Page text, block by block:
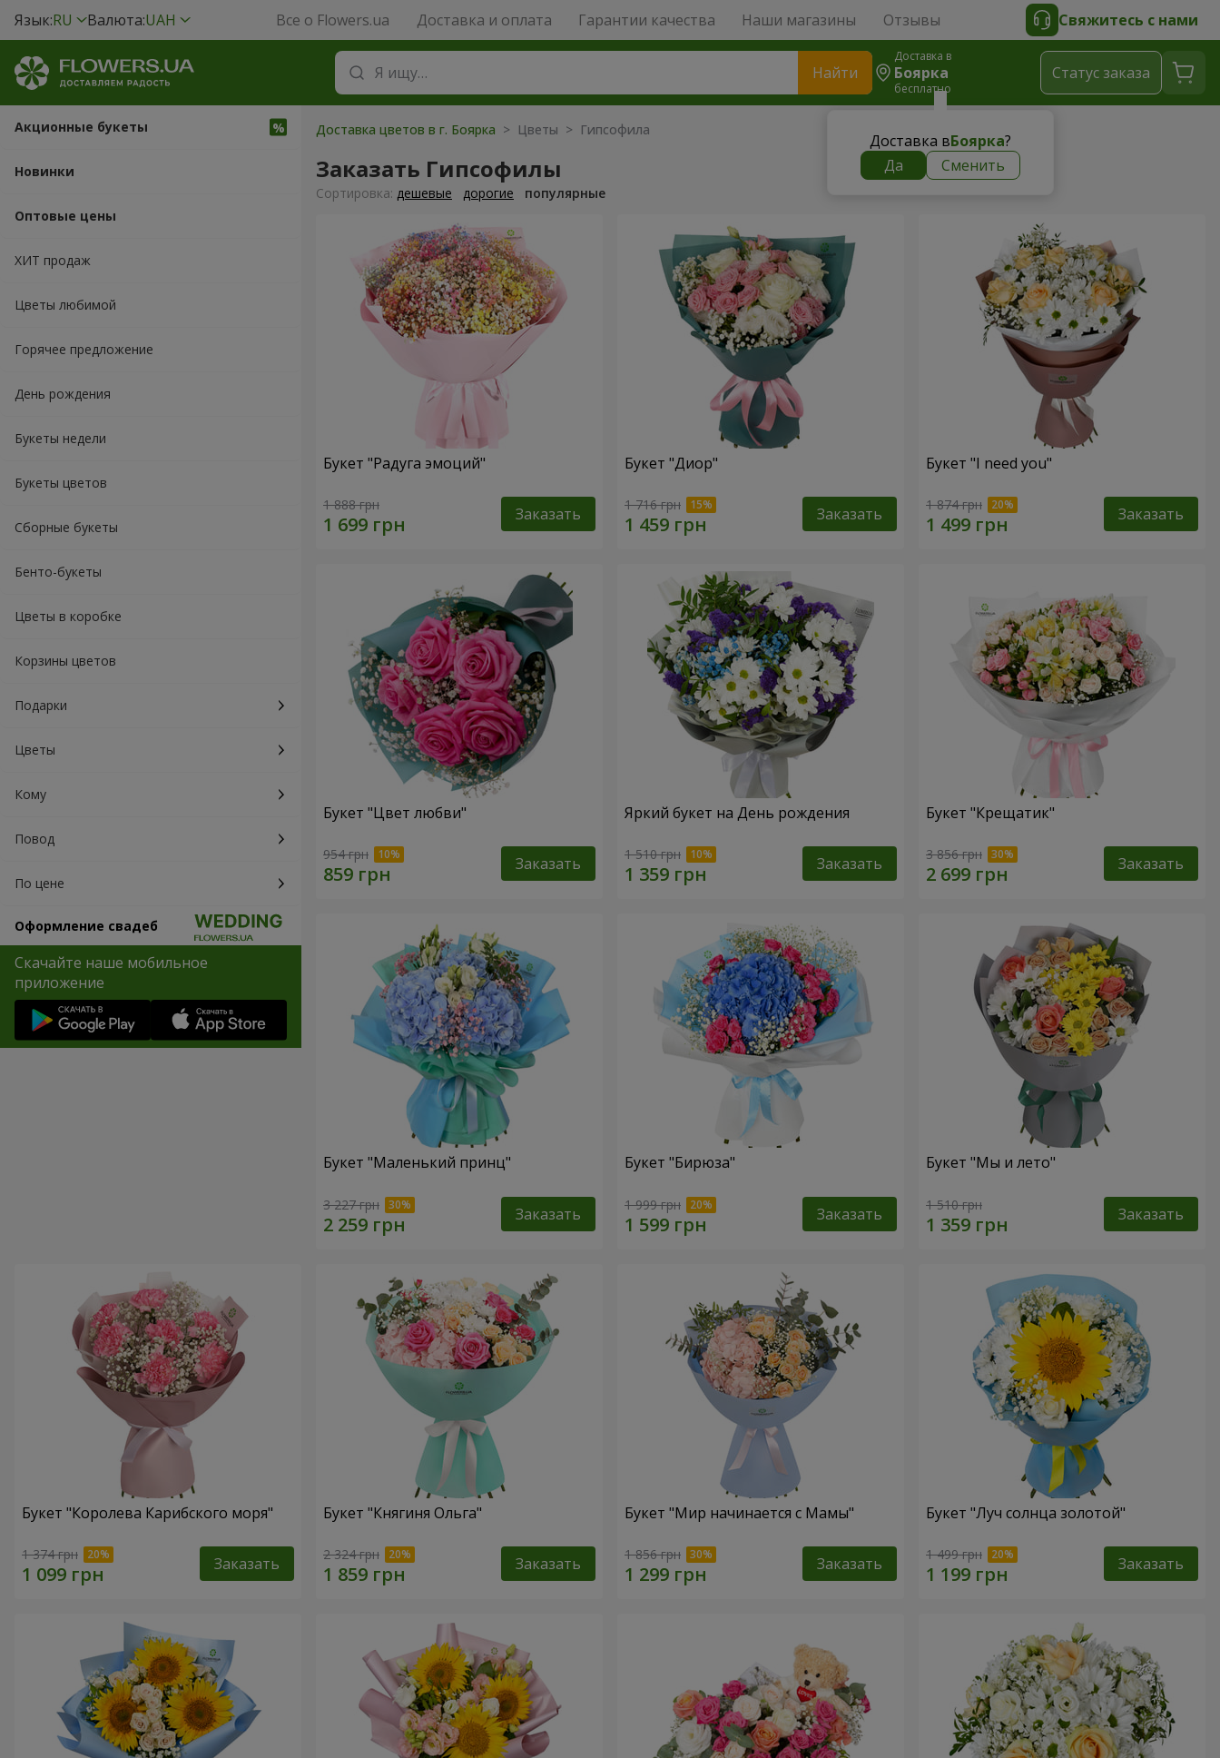
Язык:RU Валюта:UAH Все о Flowers.ua Доставка и оплата Гарантии качества Наши магазины Отзывы Свяжитесь с нами
Найти
Доставка в
Боярка
бесплатно
Доставка вБоярка?
Да
Сменить
Cтатус заказа
Акционные букеты
Новинки
Оптовые цены
ХИТ продаж
Цветы любимой
Горячее предложение
День рождения
Букеты недели
Букеты цветов
Сборные букеты
Бенто-букеты
Цветы в коробке
Корзины цветов
Подарки
Цветы
Кому
Повод
По цене
Оформление свадеб
Скачайте наше мобильное
приложение
Доставка цветов в г. Боярка > Цветы > Гипсофила
Заказать Гипсофилы
Cортировка: дешевые дорогие популярные
Букет "Радуга эмоций"
1 888 грн Заказать
Букет "Диор"
1 716 грн Заказать
Букет "I need you"
1 874 грн Заказать
Букет "Цвет любви"
954 грн Заказать
Яркий букет на День рождения
1 510 грн Заказать
Букет "Крещатик"
3 856 грн Заказать
Букет "Маленький принц"
3 227 грн Заказать
Букет "Бирюза"
1 999 грн Заказать
Букет "Мы и лето"
1 510 грн Заказать
Букет "Королева Карибского моря"
1 374 грн Заказать
Букет "Княгиня Ольга"
2 324 грн Заказать
Букет "Мир начинается с Мамы"
1 856 грн Заказать
Букет "Луч солнца золотой"
1 499 грн Заказать